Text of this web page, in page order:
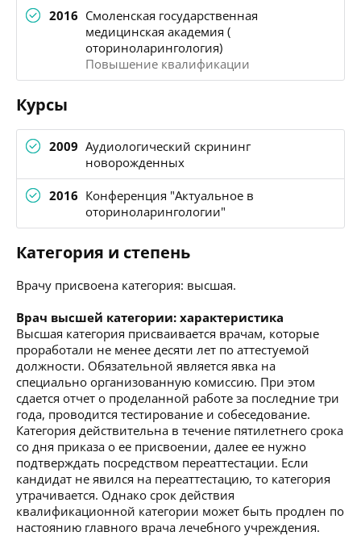
2016 Смоленская государственная
медицинская академия (
оториноларингология)
Повышение квалификации
Курсы
2009 Аудиологический скрининг
новорожденных
2016 Конференция "Актуальное в
оториноларингологии"
Категория и степень
Врачу присвоена категория: высшая.
Врач высшей категории: характеристика
Высшая категория присваивается врачам, которые
проработали не менее десяти лет по аттестуемой
должности. Обязательной является явка на
специально организованную комиссию. При этом
сдается отчет о проделанной работе за последние три
года, проводится тестирование и собеседование.
Категория действительна в течение пятилетнего срока
со дня приказа о ее присвоении, далее ее нужно
подтверждать посредством переаттестации. Если
кандидат не явился на переаттестацию, то категория
утрачивается. Однако срок действия
квалификационной категории может быть продлен по
настоянию главного врача лечебного учреждения.